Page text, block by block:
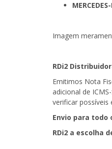
Imagem
RDi2
Emitimos Nota
adicional de
verificar possíveis
Envio para
RDi2 a escolha